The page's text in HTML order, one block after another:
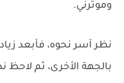
وموترني.
نظر آسر نحوه، فأبعد
بالجهة الأخرى، ثم